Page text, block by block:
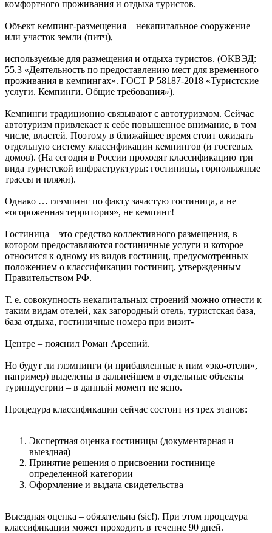
комфортного проживания и отдыха туристов.
Объект кемпинг-размещения – некапитальное сооружение
или участок земли (питч),
используемые для размещения и отдыха туристов. (ОКВЭД:
55.3 «Деятельность по предоставлению мест для временного
проживания в кемпингах». ГОСТ Р 58187-2018 «Туристские
услуги. Кемпинги. Общие требования»).
Кемпинги традиционно связывают с автотуризмом. Сейчас
автотуризм привлекает к себе повышенное внимание, в том
числе, властей. Поэтому в ближайшее время стоит ожидать
отдельную систему классификации кемпингов (и гостевых
домов). (На сегодня в России проходят классификацию три
вида туристской инфраструктуры: гостиницы, горнолыжные
трассы и пляжи).
Однако … глэмпинг по факту зачастую гостиница, а не
«огороженная территория», не кемпинг!
Гостиница – это средство коллективного размещения, в
котором предоставляются гостиничные услуги и которое
относится к одному из видов гостиниц, предусмотренных
положением о классификации гостиниц, утвержденным
Правительством РФ.
Т. е. совокупность некапитальных строений можно отнести к
таким видам отелей, как загородный отель, туристская база,
база отдыха, гостиничные номера при визит-
Центре – пояснил Роман Арсений.
Но будут ли глэмпинги (и прибавленные к ним «эко-отели»,
например) выделены в дальнейшем в отдельные объекты
туриндустрии – в данный момент не ясно.
Процедура классификации сейчас состоит из трех этапов:
Экспертная оценка гостиницы (документарная и
выездная)
Принятие решения о присвоении гостинице
определенной категории
Оформление и выдача свидетельства
Выездная оценка – обязательна (sic!). При этом процедура
классификации может проходить в течение 90 дней.